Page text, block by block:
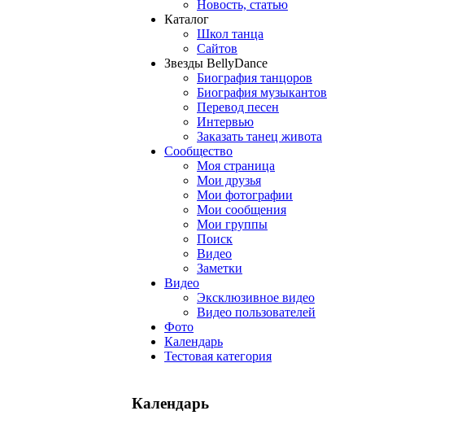
Новость, статью
Каталог
Школ танца
Сайтов
Звезды BellyDance
Биография танцоров
Биография музыкантов
Перевод песен
Интервью
Заказать танец живота
Сообщество
Моя страница
Мои друзья
Мои фотографии
Мои сообщения
Мои группы
Поиск
Видео
Заметки
Видео
Эксклюзивное видео
Видео пользователей
Фото
Календарь
Тестовая категория
Календарь